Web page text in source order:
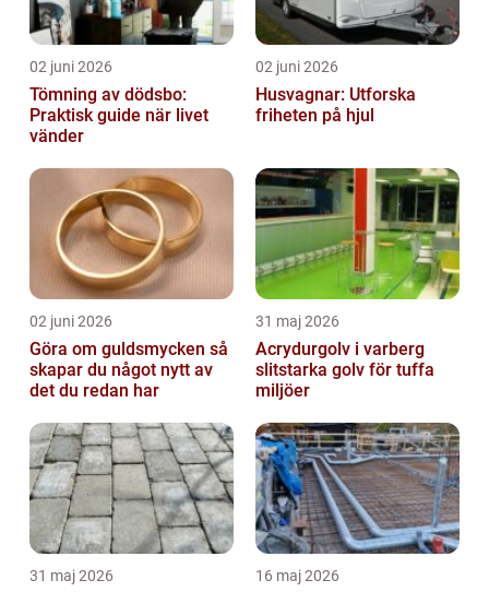
02 juni 2026
Tömning av dödsbo:
Praktisk guide när livet
vänder
02 juni 2026
Husvagnar: Utforska
friheten på hjul
02 juni 2026
Göra om guldsmycken så
skapar du något nytt av
det du redan har
31 maj 2026
Acrydurgolv i varberg
slitstarka golv för tuffa
miljöer
31 maj 2026 16 maj 2026